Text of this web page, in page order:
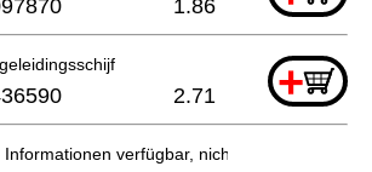
1.86
+
2.71
Informationen verfügbar, nicht bestellbar